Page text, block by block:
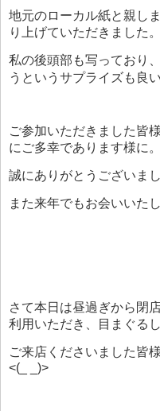
地元のローカル紙と親し
り上げていただきました。
私の後頭部も写っており
うというサプライズも良
ご参加いただきました皆
にご多幸であります様に。
誠にありがとうございまし
また来年でもお会いいた
さて本日は昼過ぎから閉
利用いただき、目まぐる
ご来店くださいました皆
<(_ _)>